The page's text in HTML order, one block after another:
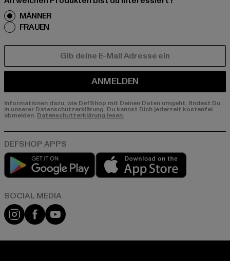
MÄNNER
FRAUEN
ANMELDEN
Informationen dazu, wie DefShop mit Deinen Daten umgeht, findest Du
in unserer Datenschutzerklärung. Du kannst Dich jederzeit kostenfei
abmelden. Datenschutzerklärung lesen.
Play market
Instagram
FacebookYouTube